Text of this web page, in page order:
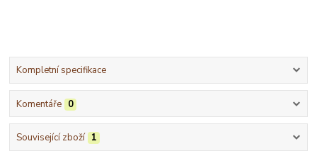
Kompletní specifikace
Komentáře 0
Související zboží 1